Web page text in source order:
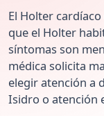
El Holter
que el Holter
síntomas son
médica solicita
elegir atención a
Isidro o atención